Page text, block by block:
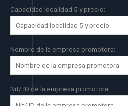
Capacidad localidad 5 y precio:
Nombre de la empresa promotora:
Nit/ ID de la empresa promotora: